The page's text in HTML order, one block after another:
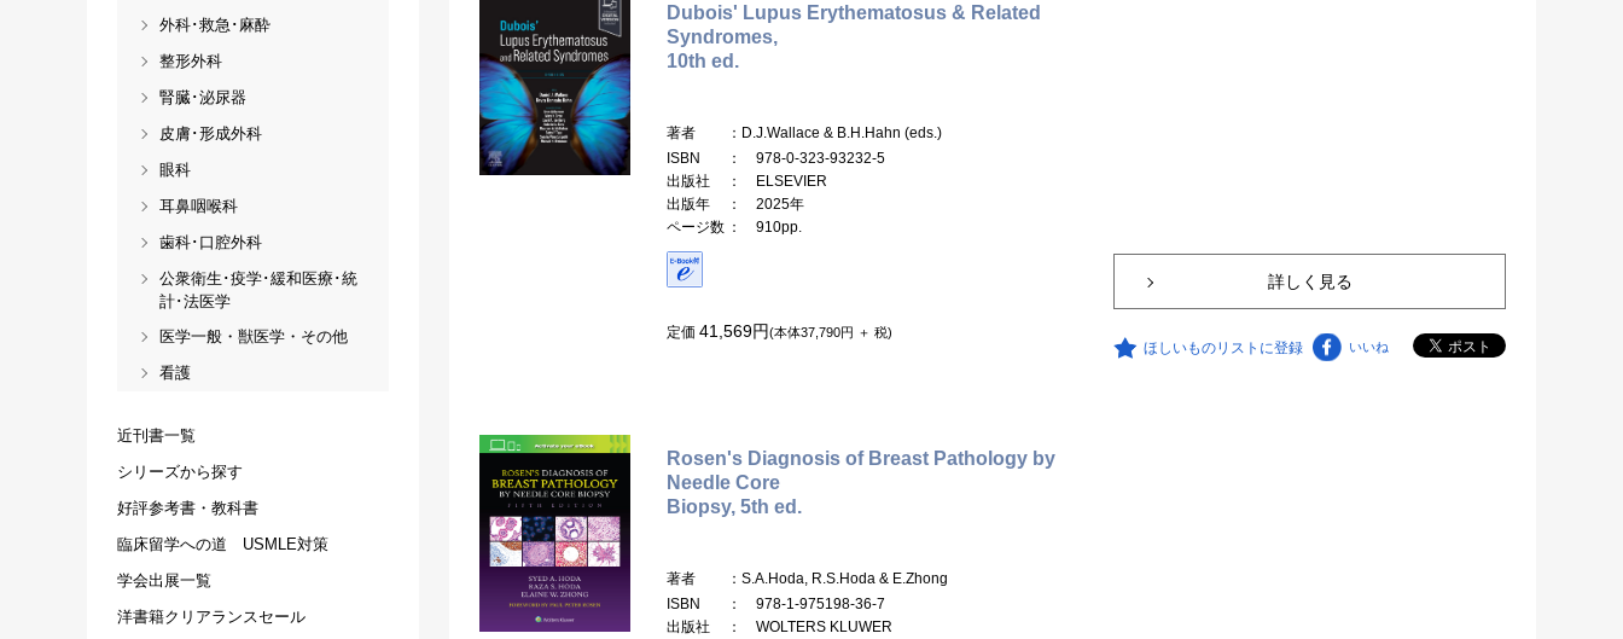
Dubois' Lupus Erythematosus & Related
Syndromes,
10th ed.
著者
：D.J.Wallace & B.H.Hahn (eds.)
ISBN
： 978-0-323-93232-5
出版社
： ELSEVIER
出版年
： 2025年
ページ数 ： 910pp.
定価 41,569円(本体37,790円 ＋ 税)
詳しく見る
ほしいものリストに登録 いいね
Rosen's Diagnosis of Breast Pathology by
Needle Core
Biopsy, 5th ed.
著者
：S.A.Hoda, R.S.Hoda & E.Zhong
ISBN
： 978-1-975198-36-7
出版社
： WOLTERS KLUWER
外科･救急･麻酔
整形外科
腎臓･泌尿器
皮膚･形成外科
眼科
耳鼻咽喉科
歯科･口腔外科
公衆衛生･疫学･緩和医療･統
計･法医学
医学一般・獣医学・その他
看護
近刊書一覧
シリーズから探す
好評参考書・教科書
臨床留学への道 USMLE対策
学会出展一覧
洋書籍クリアランスセール